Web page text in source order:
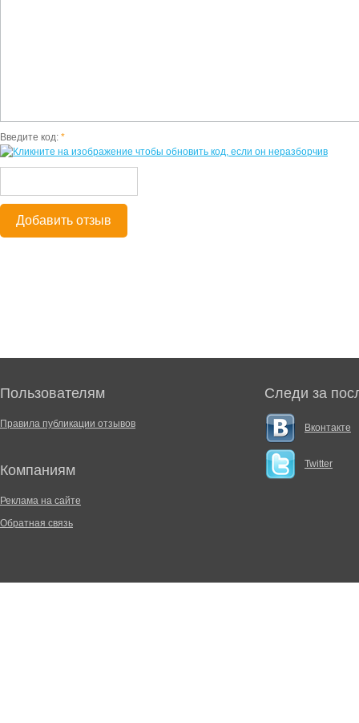
Введите код: *
Добавить отзыв
Пользователям
Правила публикации отзывов
Компаниям
Реклама на сайте
Обратная связь
Следи за
Вконтакте
Twitter